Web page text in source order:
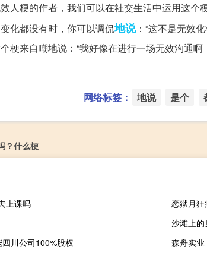
人梗的作者，我们可以在社交生活中运用这
化都没有时，你可以调侃地说：“这不是无效
梗来自嘲地说：“我好像在进行一场无效沟通
网络标签： 地说 是个
？什么梗
上课吗
恋狱月狂
沙滩上的
川公司100%股权
森舟实业